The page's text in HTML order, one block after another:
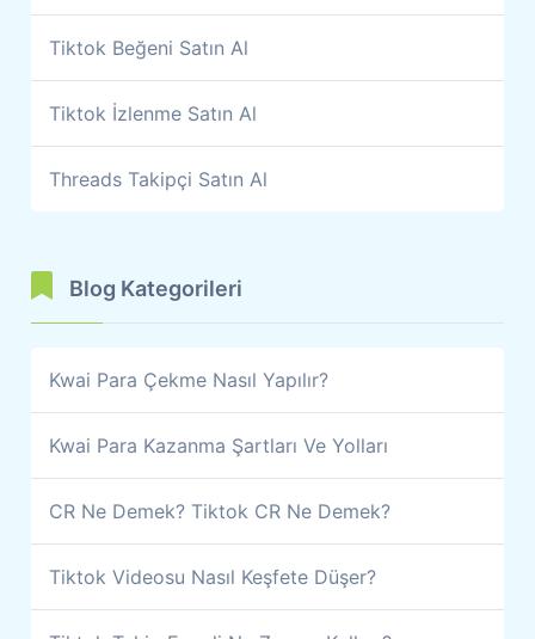
Tiktok Beğeni Satın Al
Tiktok İzlenme Satın Al
Threads Takipçi Satın Al
Blog Kategorileri
Kwai Para Çekme Nasıl Yapılır?
Kwai Para Kazanma Şartları Ve Yolları
CR Ne Demek? Tiktok CR Ne Demek?
Tiktok Videosu Nasıl Keşfete Düşer?